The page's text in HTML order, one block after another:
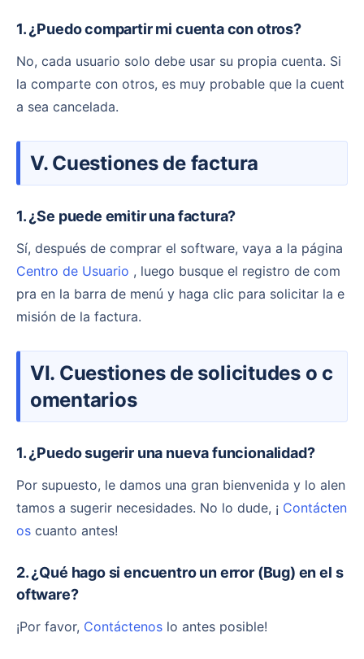
1. ¿Puedo compartir mi cuenta con otros?
No, cada usuario solo debe usar su propia cuenta. Si
la comparte con otros, es muy probable que la cuent
a sea cancelada.
V. Cuestiones de factura
1. ¿Se puede emitir una factura?
Sí, después de comprar el software, vaya a la página
Centro de Usuario , luego busque el registro de com
pra en la barra de menú y haga clic para solicitar la e
misión de la factura.
VI. Cuestiones de solicitudes o c
omentarios
1. ¿Puedo sugerir una nueva funcionalidad?
Por supuesto, le damos una gran bienvenida y lo alen
tamos a sugerir necesidades. No lo dude, ¡ Contácten
os cuanto antes!
2. ¿Qué hago si encuentro un error (Bug) en el s
oftware?
¡Por favor, Contáctenos lo antes posible!